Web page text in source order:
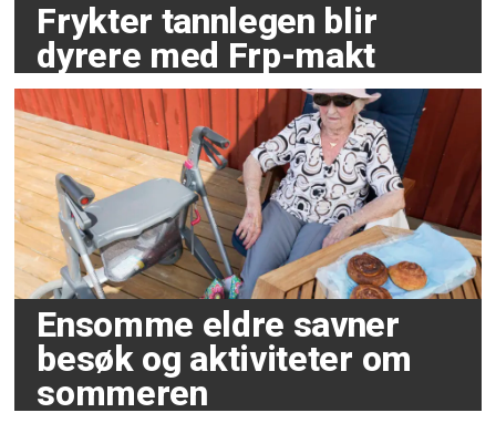
Frykter tannlegen blir
dyrere med Frp-makt
Ensomme eldre savner
besøk og aktiviteter om
sommeren